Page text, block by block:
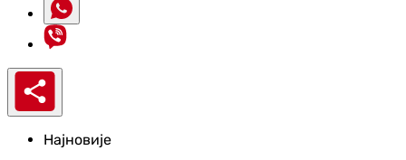
Најновије